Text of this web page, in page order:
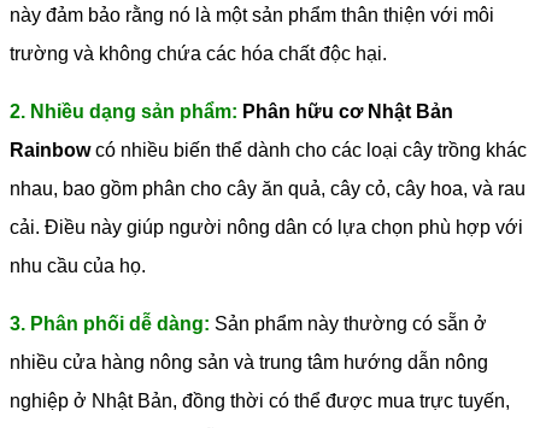
này đảm bảo rằng nó là một sản phẩm thân thiện với môi
trường và không chứa các hóa chất độc hại.
2. Nhiều dạng sản phẩm: Phân hữu cơ Nhật Bản
Rainbowcó nhiều biến thể dành cho các loại cây trồng khác
nhau, bao gồm phân cho cây ăn quả, cây cỏ, cây hoa, và rau
cải. Điều này giúp người nông dân có lựa chọn phù hợp với
nhu cầu của họ.
3. Phân phối dễ dàng: Sản phẩm này thường có sẵn ở
nhiều cửa hàng nông sản và trung tâm hướng dẫn nông
nghiệp ở Nhật Bản, đồng thời có thể được mua trực tuyến,